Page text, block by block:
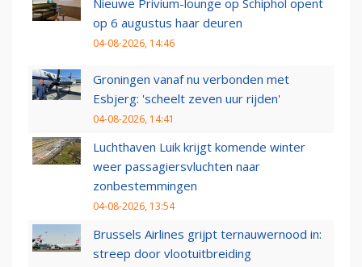
Nieuwe Privium-lounge op Schiphol opent
op 6 augustus haar deuren
04-08-2026, 14:46
Groningen vanaf nu verbonden met
Esbjerg: 'scheelt zeven uur rijden'
04-08-2026, 14:41
Luchthaven Luik krijgt komende winter
weer passagiersvluchten naar
zonbestemmingen
04-08-2026, 13:54
Brussels Airlines grijpt ternauwernood in:
streep door vlootuitbreiding